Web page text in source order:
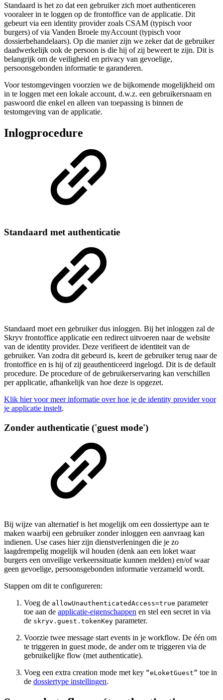
Standaard is het zo dat een gebruiker zich moet authenticeren
vooraleer in te loggen op de frontoffice van de applicatie. Dit
gebeurt via een identity provider zoals CSAM (typisch voor
burgers) of via Vanden Broele myAccount (typisch voor
dossierbehandelaars). Op die manier zijn we zeker dat de gebruiker
daadwerkelijk ook de persoon is die hij of zij beweert te zijn. Dit is
belangrijk om de veiligheid en privacy van gevoelige,
persoonsgebonden informatie te garanderen.
Voor testomgevingen voorzien we de bijkomende mogelijkheid om
in te loggen met een lokale account, d.w.z. een gebruikersnaam en
paswoord die enkel en alleen van toepassing is binnen de
testomgeving van de applicatie.
Inlogprocedure
Standaard met authenticatie
Standaard moet een gebruiker dus inloggen. Bij het inloggen zal de
Skryv frontoffice applicatie een redirect uitvoeren naar de website
van de identity provider. Deze verifieert de identiteit van de
gebruiker. Van zodra dit gebeurd is, keert de gebruiker terug naar de
frontoffice en is hij of zij geauthenticeerd ingelogd. Dit is de default
procedure. De procedure of de gebruikerservaring kan verschillen
per applicatie, afhankelijk van hoe deze is opgezet.
Klik hier voor meer informatie over hoe je de identity provider voor
je applicatie instelt.
Zonder authenticatie ('guest mode')
Bij wijze van alternatief is het mogelijk om een dossiertype aan te
maken waarbij een gebruiker zonder inloggen een aanvraag kan
indienen. Use cases hier zijn dienstverleningen die je zo
laagdrempelig mogelijk wil houden (denk aan een loket waar
burgers een onveilige verkeerssituatie kunnen melden) en/of waar
geen gevoelige, persoonsgebonden informatie verzameld wordt.
Stappen om dit te configureren:
Voeg de allowUnauthenticatedAccess=true parameter
toe aan de applicatie-eigenschappen en stel een secret in via
de skryv.guest.tokenKey parameter.
Voorzie twee message start events in je workflow. De één om
te triggeren in guest mode, de ander om te triggeren via de
gebruikelijke flow (met authenticatie).
Voeg een extra creation mode met key “eLoketGuest” toe in
de dossiertype instellingen.